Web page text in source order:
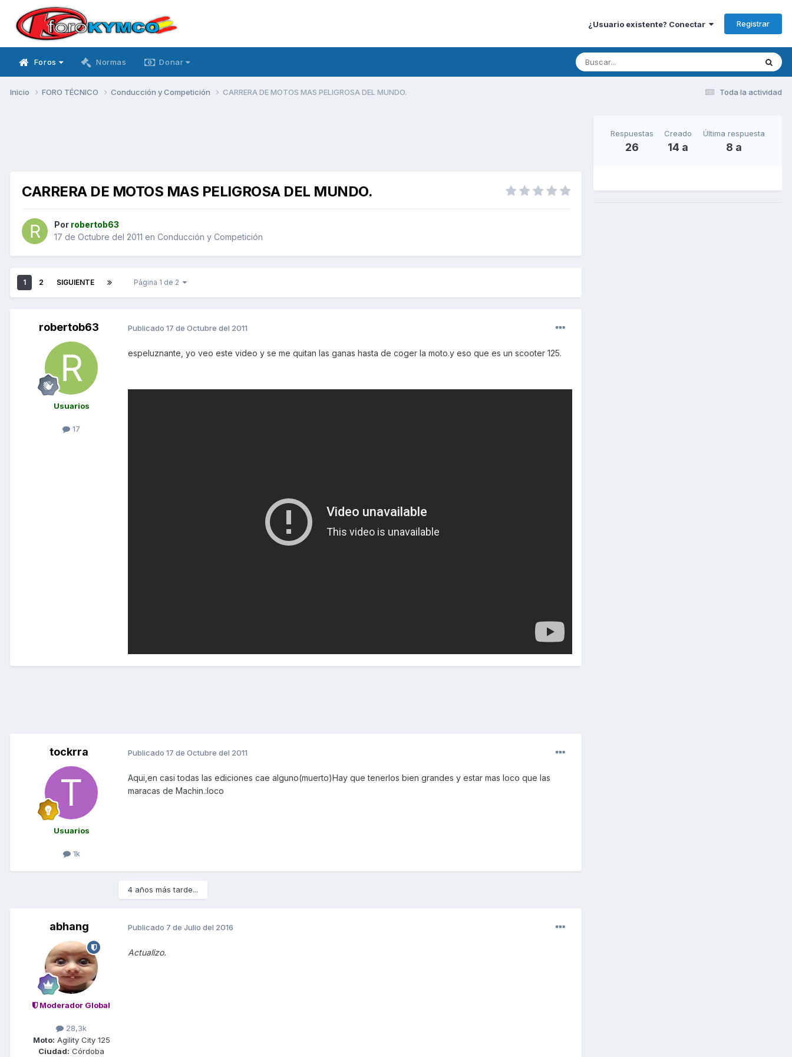
¿Usuario existente? Conectar Registrar
Foros Normas Donar
Toda la actividad
Inicio FORO TÉCNICO Conducción y Competición CARRERA DE MOTOS MAS PELIGROSA DEL MUNDO.
CARRERA DE MOTOS MAS PELIGROSA DEL MUNDO.
Por robertob63
17 de Octubre del 2011 en Conducción y Competición
1 2 SIGUIENTE Página 1 de 2
robertob63
Usuarios
17
Publicado 17 de Octubre del 2011
espeluznante, yo veo este video y se me quitan las ganas hasta de coger la moto.y eso que es un scooter 125.
tockrra
Usuarios
1k
Publicado 17 de Octubre del 2011
Aqui,en casi todas las ediciones cae alguno(muerto)Hay que tenerlos bien grandes y estar mas loco que las
maracas de Machin.:loco
4 años más tarde...
abhang
Moderador Global
28,3k
Moto: Agility City 125
Ciudad: Córdoba
Publicado 7 de Julio del 2016
Actualizo.
Respuestas
26
Creado
14 a
Última respuesta
8 a